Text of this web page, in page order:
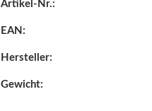
Artikel-Nr.:
EAN:
Hersteller:
Gewicht: